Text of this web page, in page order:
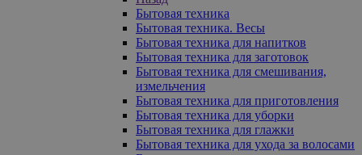
Бытовая техника
Бытовая техника. Весы
Бытовая техника для напитков
Бытовая техника для заготовок
Бытовая техника для смешивания,
измельчения
Бытовая техника для приготовления
Бытовая техника для уборки
Бытовая техника для глажки
Бытовая техника для ухода за волосами